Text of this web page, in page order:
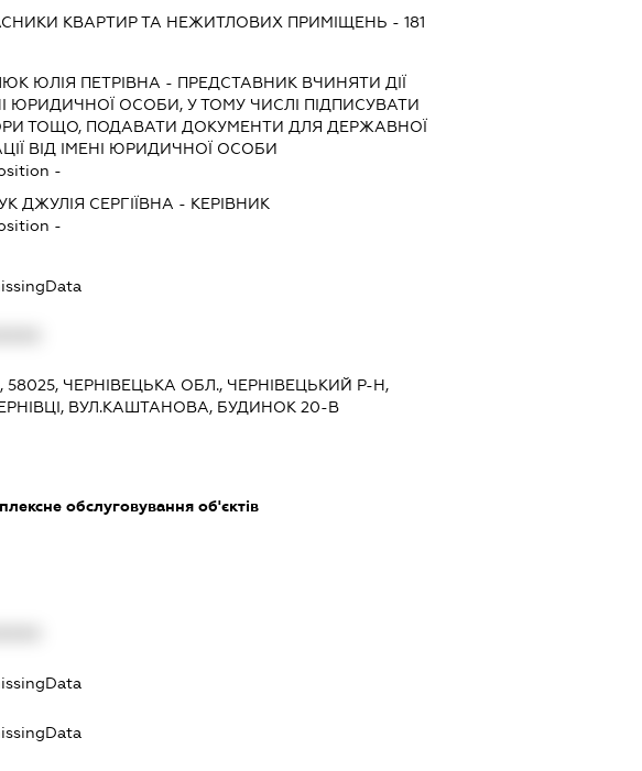
КВАРТИР ТА НЕЖИТЛОВИХ ПРИМІЩЕНЬ - 181
ЮЛІЯ ПЕТРІВНА - ПРЕДСТАВНИКВЧИНЯТИ ДІЇ
ЮРИДИЧНОЇ ОСОБИ, У ТОМУ ЧИСЛІ ПІДПИСУВАТИ
ТОЩО, ПОДАВАТИ ДОКУМЕНТИ ДЛЯ ДЕРЖАВНОЇ
ВІД ІМЕНІ ЮРИДИЧНОЇ ОСОБИ
-
ДЖУЛІЯ СЕРГІЇВНА - КЕРІВНИК
-
58025, ЧЕРНІВЕЦЬКА ОБЛ., ЧЕРНІВЕЦЬКИЙ Р-Н,
ВУЛ.КАШТАНОВА, БУДИНОК 20-В
обслуговування об'єктів